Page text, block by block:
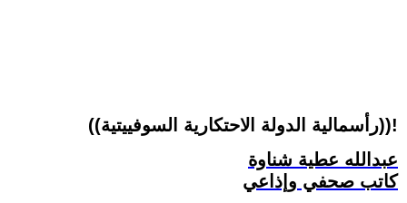
((رأسمالية الدولة الاحتكارية السوفييتية))!
عبدالله عطية شناوة
كاتب صحفي وإذاعي